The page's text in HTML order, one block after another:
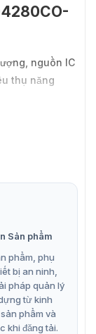
nguồn IC
thụ năng
thời tiết nhiệt
trọng lượng
chứng nhận
tin cậy.
thị sắc nét,
Sản phẩm
phẩm, phụ
bị an ninh,
pháp quản lý
từ kinh
phẩm và
khi đăng tải.